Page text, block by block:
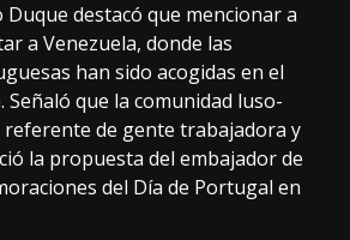
Duque destacó que mencionar a
a Venezuela, donde las
han sido acogidas en el
Señaló que la comunidad luso-
referente de gente trabajadora y
la propuesta del embajador de
del Día de Portugal en